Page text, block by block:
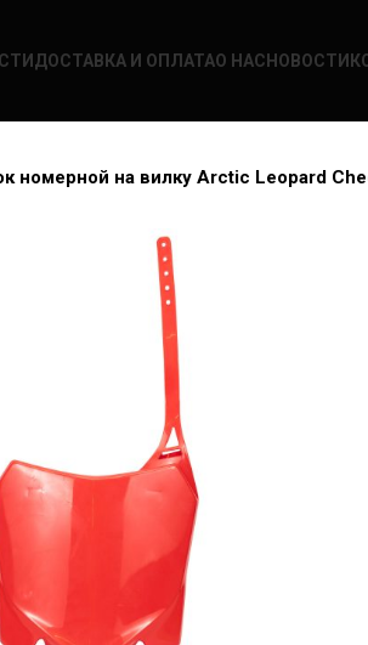
ДОСТАВКА И ОПЛАТАО НАС НОВОСТИ
номерной на вилку Arctic Leopard